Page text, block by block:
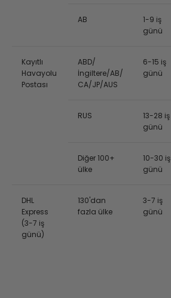
AB
1-9 iş
günü
Kayıtlı
Havayolu
Postası
ABD/
İngiltere/AB/
CA/JP/AUS
6-15 iş
günü
RUS
13-28 iş
günü
Diğer 100+
ülke
10-30 iş
günü
DHL
Express
(3-7 iş
günü)
130'dan
fazla ülke
3-7 iş
günü